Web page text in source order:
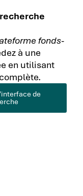
fonds-
à une
en utilisant
de